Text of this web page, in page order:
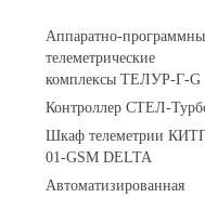
Аппаратно-
телеметрические
комплексы ТЕЛУР-Г-G
Контроллер СТЕЛ-
Шкаф телеметрии
01-GSM DELTA
Автоматизированная